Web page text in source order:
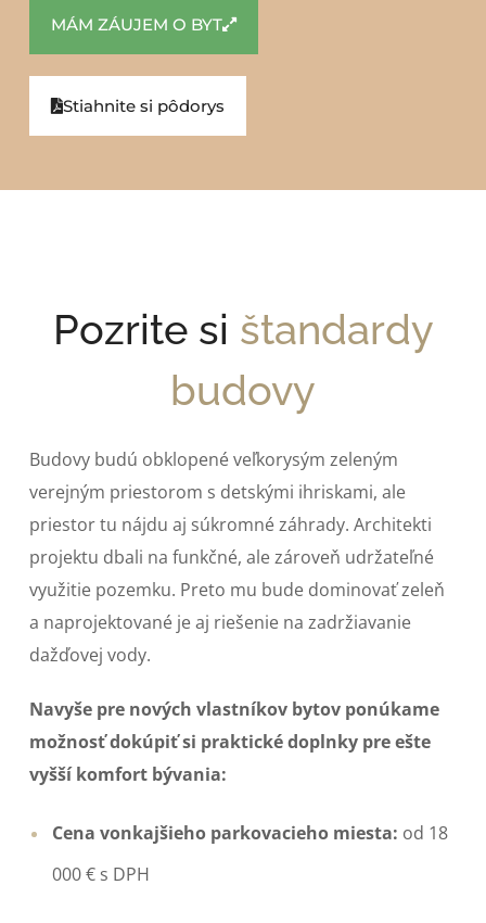
MÁM ZÁUJEM O BYT
Stiahnite si pôdorys
Pozrite si štandardy
budovy
Budovy budú obklopené veľkorysým zeleným
verejným priestorom s detskými ihriskami, ale
priestor tu nájdu aj súkromné záhrady. Architekti
projektu dbali na funkčné, ale zároveň udržateľné
využitie pozemku. Preto mu bude dominovať zeleň
a naprojektované je aj riešenie na zadržiavanie
dažďovej vody.
Navyše pre nových vlastníkov bytov ponúkame
možnosť dokúpiť si praktické doplnky pre ešte
vyšší komfort bývania:
Cena vonkajšieho parkovacieho miesta: od 18
000 € s DPH